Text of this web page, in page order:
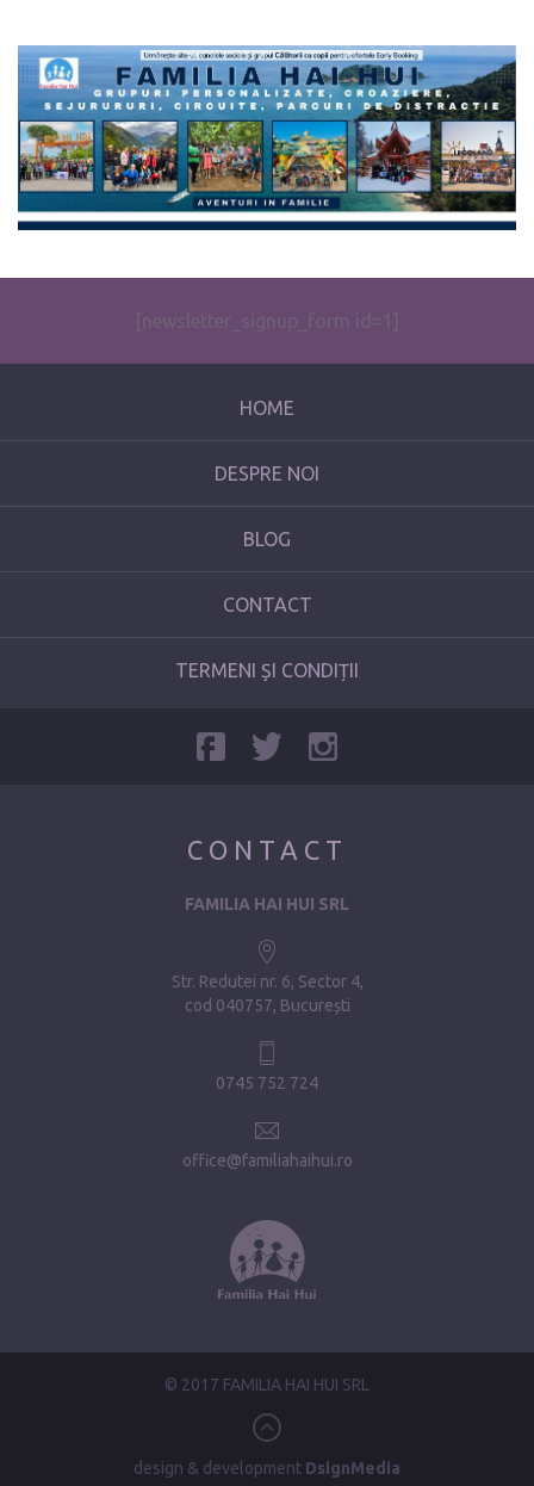
The form you have selected does not exist.
[newsletter_signup_form id=1]
HOME
DESPRE NOI
BLOG
CONTACT
TERMENI ȘI CONDIȚII
CONTACT
FAMILIA HAI HUI SRL
Str. Redutei nr. 6, Sector 4
cod 040757, București
0745 752 724
office@familiahaihui.ro
© 2017 FAMILIA HAI HUI SRL
design & development DsignMedia